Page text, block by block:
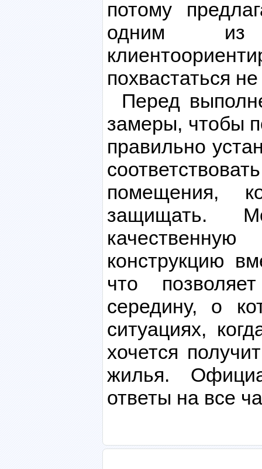
потому
одним
похвастаться
Перед
замеры, чтобы
правильно
помещения,
защищать.
конструкцию
что
середину, о
ситуациях,
хочется
жилья.
ответы на все